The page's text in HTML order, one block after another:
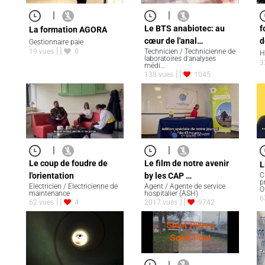
|
La formation AGORA
Gestionnaire paie
19 vues
0
|
Le BTS anabiotec: au
cœur de l'anal…
Technicien / Technicienne de
laboratoires d'analyses
médi…
138 vues
1045
|
Le coup de foudre de
l'orientation
Electricien / Electricienne de
maintenance
62 vues
4
|
Le film de notre avenir
by les CAP …
Agent / Agente de service
hospitalier (ASH)
2017 vues
9742